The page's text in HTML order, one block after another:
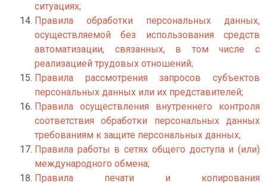
ситуациях;
Правила обработки персональных данных,
осуществляемой без использования средств
автоматизации, связанных, в том числе с
реализацией трудовых отношений;
Правила рассмотрения запросов субъектов
персональных данных или их представителей;
Правила осуществления внутреннего контроля
соответствия обработки персональных данных
требованиям к защите персональных данных;
Правила работы в сетях общего доступа и (или)
международного обмена;
Правила печати и копирования